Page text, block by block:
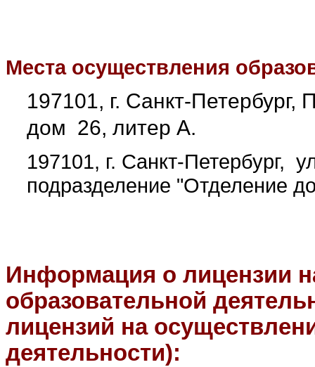
Места осуществления
197101, г. Санкт-Петербург,
дом 26, литер А.
197101, г. Санкт-Петербург,
подразделение "Отделение
Информация о лицензии
образовательной
лицензий на
деятельности):